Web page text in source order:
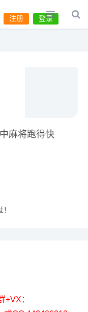
登录
注册
麻将跑得快
+VX：